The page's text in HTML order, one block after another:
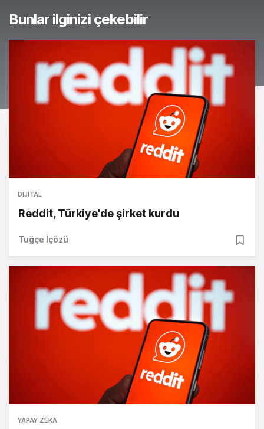
Bunlar ilginizi çekebilir
DIJITAL
Reddit, Türkiye'de şirket kurdu
Tuğçe İçözü
YAPAY ZEKA